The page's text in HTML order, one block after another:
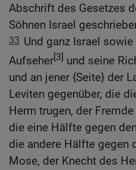
Abschrift des Gesetzes
Söhnen Israel
33 Und ganz Israel
Aufseher[3] und seine
und an jener {Seite} der
Leviten gegenüber, die
Herrn trugen, der
die eine Hälfte gegen
die andere Hälfte gegen
Mose, der Knecht des